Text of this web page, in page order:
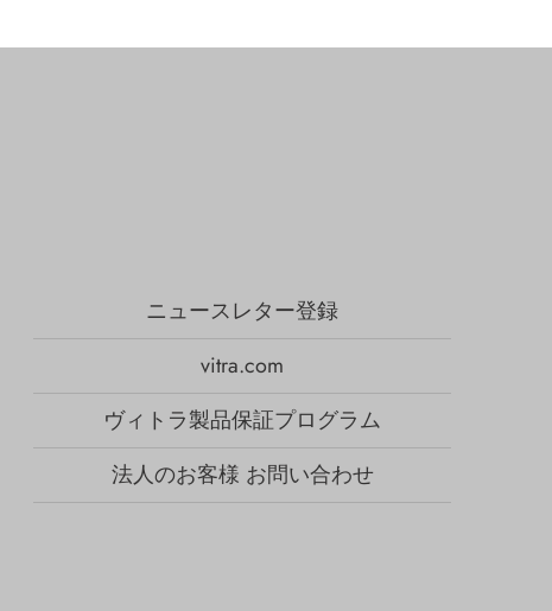
ニュースレター登録
vitra.com
ヴィトラ製品保証プログラム
法人のお客様 お問い合わせ